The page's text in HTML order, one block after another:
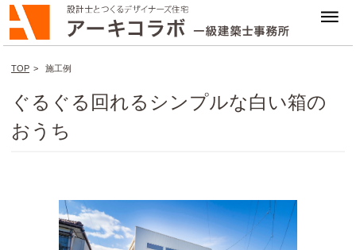
TOP > 施工例
ぐるぐる回れるシンプルな白い箱の
おうち